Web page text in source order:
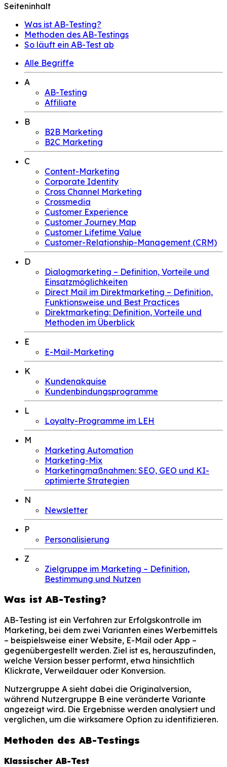
Seiteninhalt
Was ist AB-Testing?
Methoden des AB-Testings
So läuft ein AB-Test ab
Alle Begriffe
A
AB-Testing
Affiliate
B
B2B Marketing
B2C Marketing
C
Content-Marketing
Corporate Identity
Cross Channel Marketing
Crossmedia
Customer Experience
Customer Journey Map
Customer Lifetime Value
Customer-Relationship-Management (CRM)
D
Dialogmarketing – Definition, Vorteile und
Einsatzmöglichkeiten
Direct Mail im Direktmarketing – Definition,
Funktionsweise und Best Practices
Direktmarketing: Definition, Vorteile und
Methoden im Überblick
E
E-Mail-Marketing
K
Kundenakquise
Kundenbindungsprogramme
L
Loyalty-Programme im LEH
M
Marketing Automation
Marketing-Mix
Marketingmaßnahmen: SEO, GEO und KI-
optimierte Strategien
N
Newsletter
P
Personalisierung
Z
Zielgruppe im Marketing – Definition,
Bestimmung und Nutzen
Was ist AB-Testing?
AB-Testing ist ein Verfahren zur Erfolgskontrolle im
Marketing, bei dem zwei Varianten eines Werbemittels
– beispielsweise einer Website, E-Mail oder App –
gegenübergestellt werden. Ziel ist es, herauszufinden,
welche Version besser performt, etwa hinsichtlich
Klickrate, Verweildauer oder Konversion.
Nutzergruppe A sieht dabei die Originalversion,
während Nutzergruppe B eine veränderte Variante
angezeigt wird. Die Ergebnisse werden analysiert und
verglichen, um die wirksamere Option zu identifizieren.
Methoden des AB-Testings
Klassischer AB-Test